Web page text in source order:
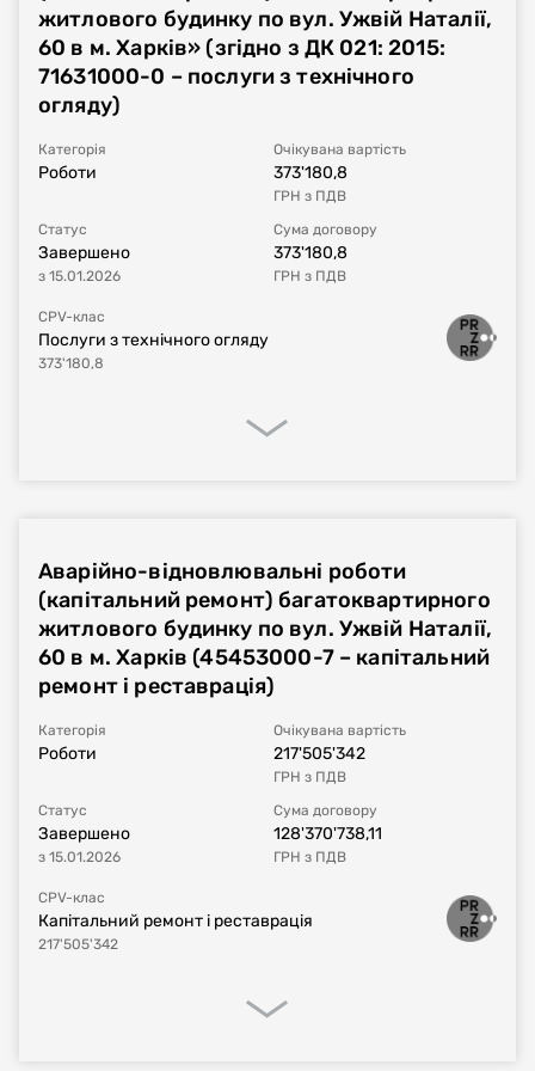
Номер договору, дата
укладання
UA-2023-06-27-001701-a-a1 від 26.06.2023
Період дії договору
UAH з ПДВ
Постачальник за
договором
Товариство з обмеженою відповідальністю
«МКС-ПЛЮС»
житлового будинку по вул. Ужвій Наталії,
60 в м. Харків» (згідно з ДК 021: 2015:
71631000-0 – послуги з технічного
огляду)
Категорія
Роботи
Очікувана вартість
373'180,8
ГРН з ПДВ
Статус
Завершено
з 15.01.2026
Сума договору
373'180,8
ГРН з ПДВ
CPV-клас
Послуги з технічного огляду
373'180,8
Номер плану UA-P-2023-04-07-003568-a
Тип процедури Звіт про укладений договір
Номер договору, дата
UA-2023-04-18-004018-a-a1
-31.12.2023
Сума договору UAH з ПДВ
Постачальник за
договором
Товариство з обмеженою відповідальністю
«МКС-ПЛЮС»
Аварійно-відновлювальні роботи
(капітальний ремонт) багатоквартирного
житлового будинку по вул. Ужвій Наталії,
60 в м. Харків (45453000-7 – капітальний
ремонт і реставрація)
Категорія
Роботи
Очікувана вартість
217'505'342
ГРН з ПДВ
Статус
Завершено
з 15.01.2026
Сума договору
128'370'738,11
ГРН з ПДВ
CPV-клас
Капітальний ремонт і реставрація
217'505'342